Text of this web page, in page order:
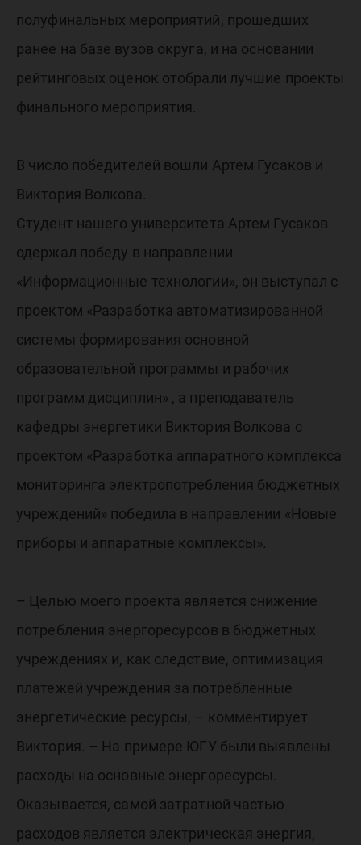
полуфинальных мероприятий, прошедших
ранее на базе вузов округа, и на основании
рейтинговых оценок отобрали лучшие проекты
финального мероприятия.
В число победителей вошли Артем Гусаков и
Виктория Волкова.
Студент нашего университета Артем Гусаков
одержал победу в направлении
«Информационные технологии», он выступал с
проектом «Разработка автоматизированной
системы формирования основной
образовательной программы и рабочих
программ дисциплин» , а преподаватель
кафедры энергетики Виктория Волкова с
проектом «Разработка аппаратного комплекса
мониторинга электропотребления бюджетных
учреждений» победила в направлении «Новые
приборы и аппаратные комплексы».
– Целью моего проекта является снижение
потребления энергоресурсов в бюджетных
учреждениях и, как следствие, оптимизация
платежей учреждения за потребленные
энергетические ресурсы, – комментирует
Виктория. – На примере ЮГУ были выявлены
расходы на основные энергоресурсы.
Оказывается, самой затратной частью
расходов является электрическая энергия,